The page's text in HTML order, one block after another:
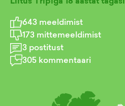
643 meeldimist
173 mittemeeldimist
3 postitust
305 kommentaari